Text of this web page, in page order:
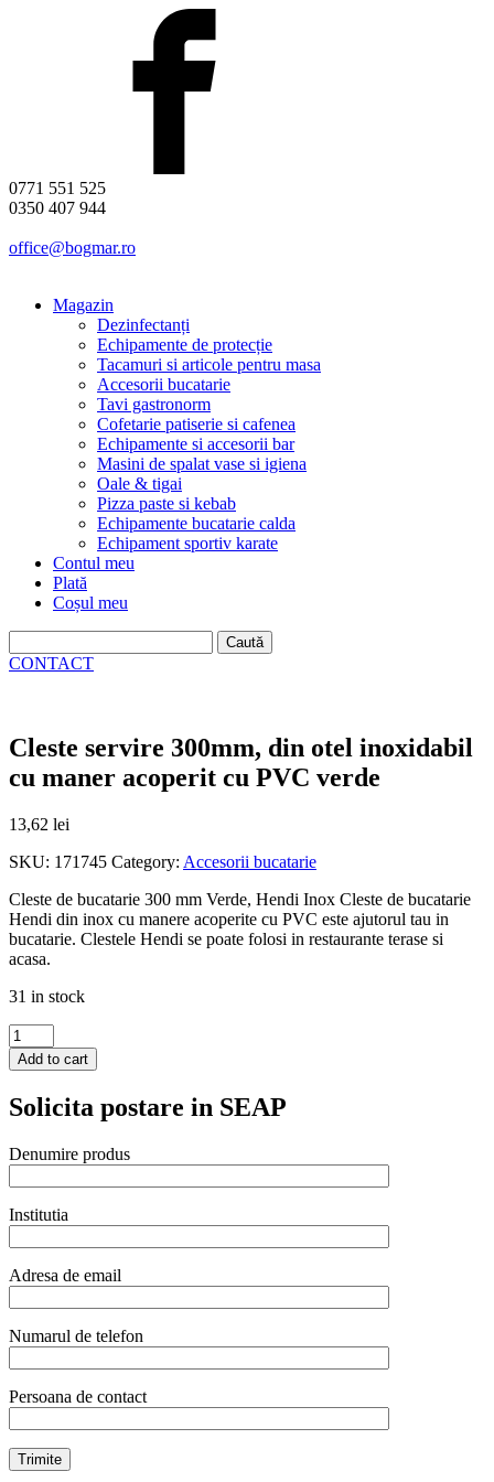
0771 551 525
0350 407 944
office@bogmar.ro
Magazin
Dezinfectanți
Echipamente de protecție
Tacamuri si articole pentru masa
Accesorii bucatarie
Tavi gastronorm
Cofetarie patiserie si cafenea
Echipamente si accesorii bar
Masini de spalat vase si igiena
Oale & tigai
Pizza paste si kebab
Echipamente bucatarie calda
Echipament sportiv karate
Contul meu
Plată
Coșul meu
după:
CONTACT
Cleste servire 300mm, din otel inoxidabil
cu maner acoperit cu PVC verde
13,62 lei
SKU: 171745 Category: Accesorii bucatarie
Cleste de bucatarie 300 mm Verde, Hendi Inox Cleste de bucatarie
Hendi din inox cu manere acoperite cu PVC este ajutorul tau in
bucatarie. Clestele Hendi se poate folosi in restaurante terase si
acasa.
31 in stock
Cleste
servire
300mm,
otel
cu
maner
acoperit
cu
PVC
verde
quantity
Add to cart
Solicita postare in SEAP
Denumire produs
Institutia
Adresa de email
Numarul de telefon
Persoana de contact